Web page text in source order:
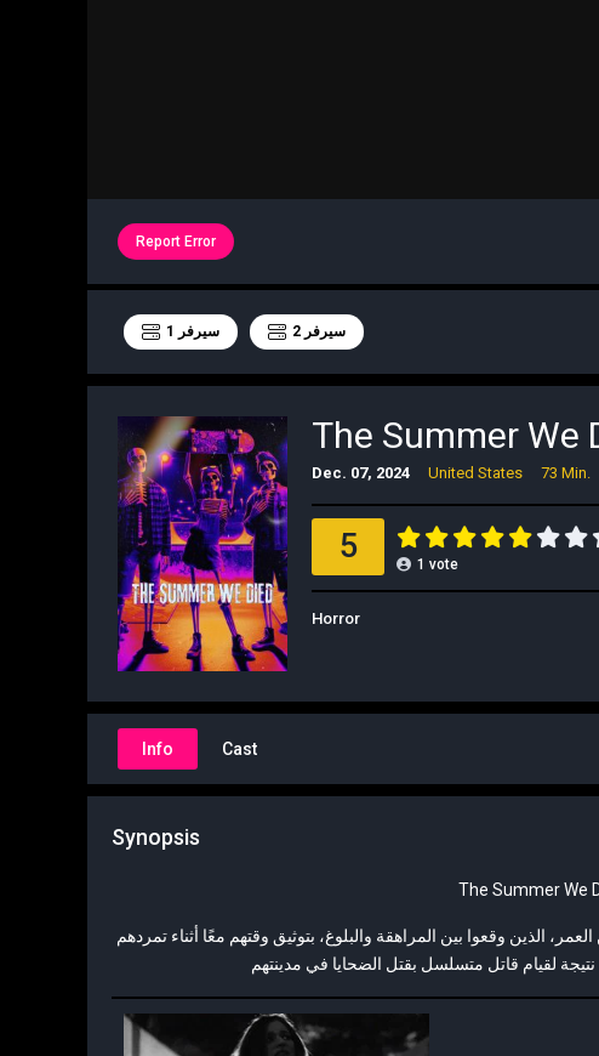
Report Error
سيرفر 1 سيرفر 2
Dec. 07, 2024 United States 73 Min.
5 1 vote
Horror
Info Cast
Synopsis
الذين وقعوا بين المراهقة والبلوغ، بتوثيق وقتهم معًا أثناء تمردهم
لقيام قاتل متسلسل بقتل الضحايا في مدينتهم